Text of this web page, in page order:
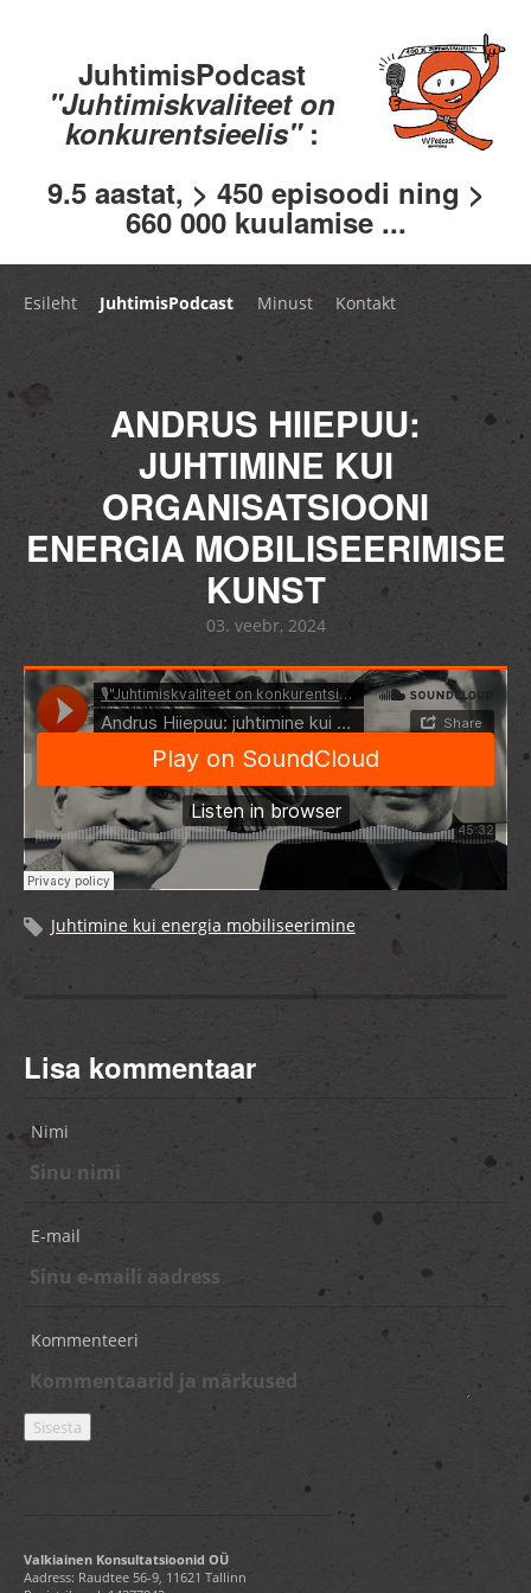
JuhtimisPodcast
"Juhtimiskvaliteet on
konkurentsieelis" :
9.5 aastat, > 450 episoodi ning >
660 000 kuulamise ...
Esileht JuhtimisPodcast Minust Kontakt
ANDRUS HIIEPUU:
JUHTIMINE KUI
ORGANISATSIOONI
ENERGIA MOBILISEERIMISE
KUNST
03. veebr, 2024
Juhtimine kui energia mobiliseerimine
Lisa kommentaar
Nimi
E-mail
Kommenteeri
Valkiainen Konsultatsioonid OÜ
Aadress: Raudtee 56-9, 11621 Tallinn